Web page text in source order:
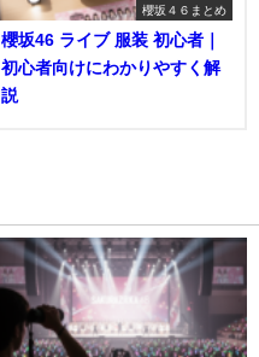
櫻坂４６まとめ
櫻坂46 ライブ 服装 初心者｜
初心者向けにわかりやすく解
説